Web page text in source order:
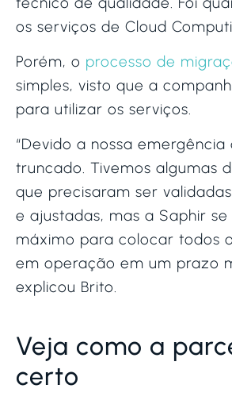
os serviços de Cloud
Porém, o processo de
simples, visto que a
para utilizar os serviços.
“Devido a nossa
truncado. Tivemos algumas
que precisaram ser
e ajustadas, mas a Saphir
máximo para colocar todos
em operação em um prazo
explicou Brito.
Veja como a
certo